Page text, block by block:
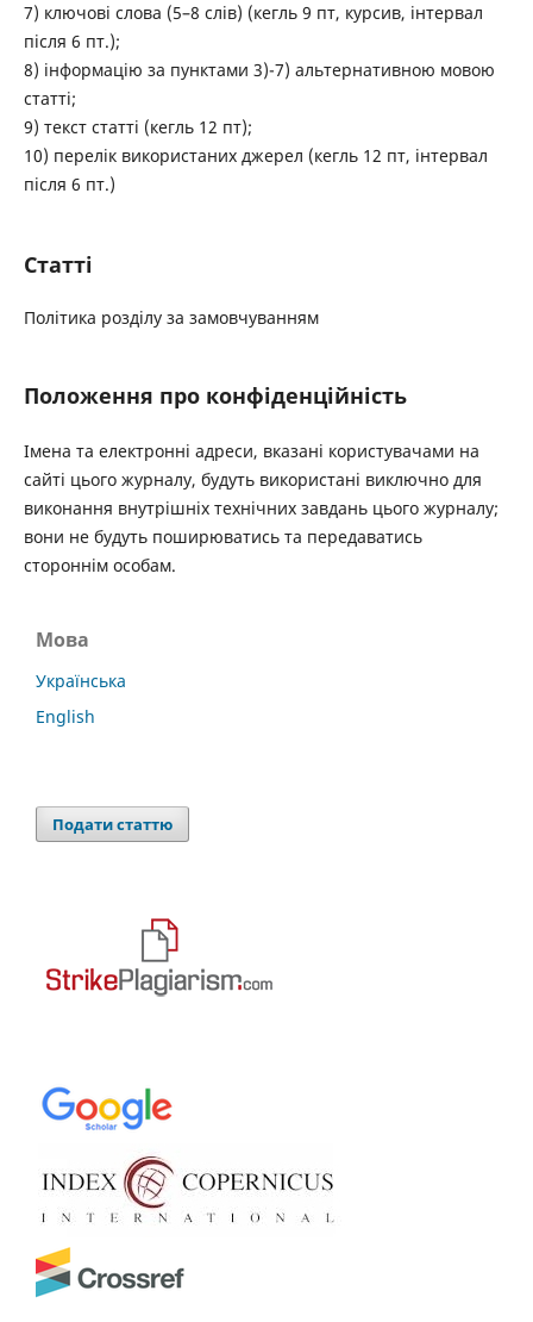
7) ключові слова (5–8 слів) (кегль 9 пт, курсив, інтервал
після 6 пт.);
8) інформацію за пунктами 3)-7) альтернативною мовою
статті;
9) текст статті (кегль 12 пт);
10) перелік використаних джерел (кегль 12 пт, інтервал
після 6 пт.)
Статті
Політика розділу за замовчуванням
Положення про конфіденційність
Імена та електронні адреси, вказані користувачами на
сайті цього журналу, будуть використані виключно для
виконання внутрішніх технічних завдань цього журналу;
вони не будуть поширюватись та передаватись
стороннім особам.
Мова
Українська
English
Подати статтю